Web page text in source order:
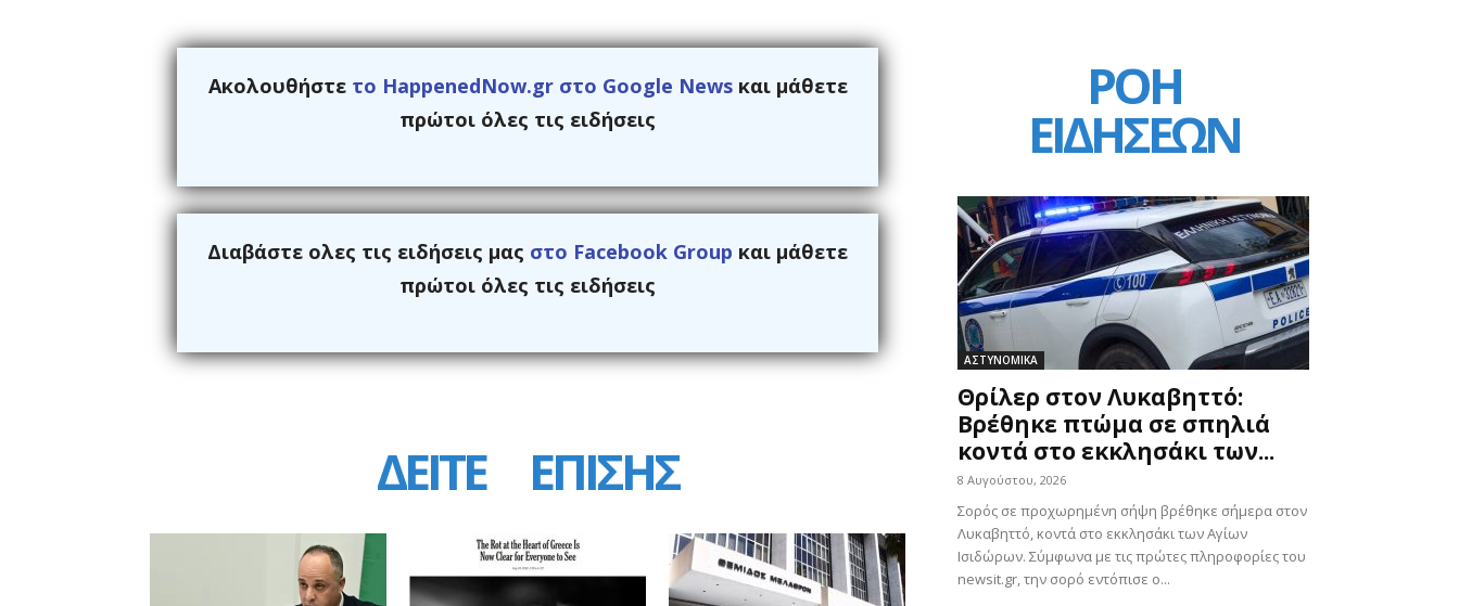
Ακολουθήστε το HappenedNow.gr στο Google Newsκαι μάθετε
πρώτοι όλες τις ειδήσεις
Διαβάστε ολες τις ειδήσεις μας στο Facebook Group και μάθετε
πρώτοι όλες τις ειδήσεις
ΔΕΙΤΕ ΕΠΙΣΗΣ
ΡΟΗ
ΕΙΔΗΣΕΩΝ
ΑΣΤΥΝΟΜΙΚΑ
Θρίλερ στον Λυκαβηττό:
Βρέθηκε πτώμα σε σπηλιά
κοντά στο εκκλησάκι των...
8 Αυγούστου, 2026
Σορός σε προχωρημένη σήψη βρέθηκε σήμερα στον
Λυκαβηττό, κοντά στο εκκλησάκι των Αγίων
Ισιδώρων. Σύμφωνα με τις πρώτες πληροφορίες του
newsit.gr, την σορό εντόπισε ο...